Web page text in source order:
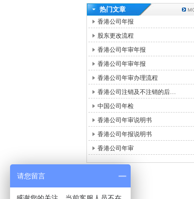
热门文章
香港公司年报
股东更改流程
香港公司年审年报
香港公司年审年报
香港公司年审办理流程
香港公司注销及不注销的后…
中国公司年检
香港公司年审说明书
香港公司年报说明书
香港公司年审
请您留言